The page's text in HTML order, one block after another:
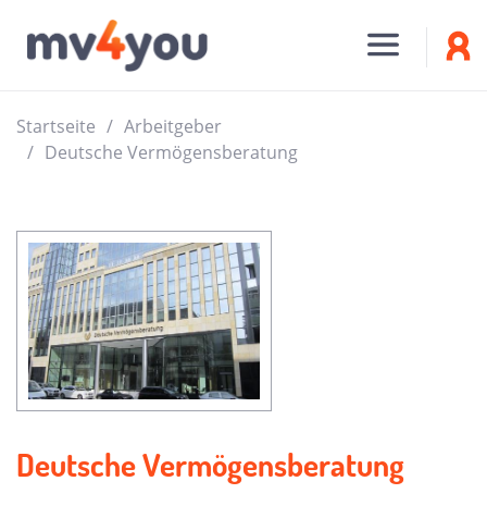
Startseite
Arbeitgeber
Deutsche Vermögensberatung
Deutsche Vermögensberatung